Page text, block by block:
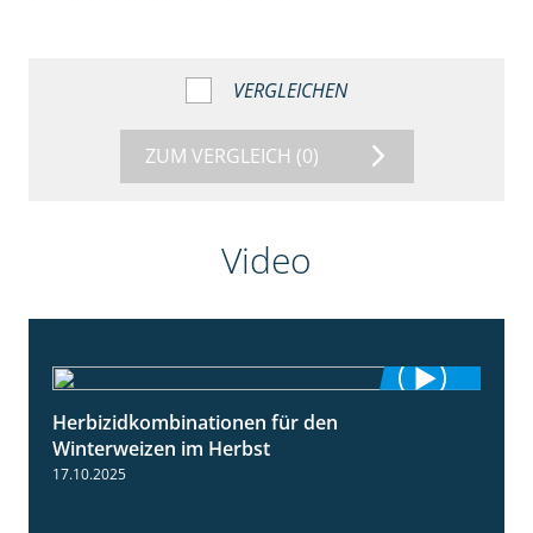
VERGLEICHEN
ZUM VERGLEICH (0)
Video
Herbizidkombinationen für den
Winterweizen im Herbst
17.10.2025